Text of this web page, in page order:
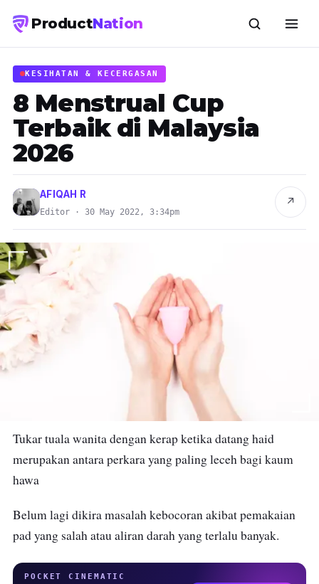
ProductNation
KESIHATAN & KECERGASAN
8 Menstrual Cup
Terbaik di Malaysia
2026
AFIQAH R
Editor · 30 May 2022, 3:34pm
↗
Tukar tuala wanita dengan kerap ketika datang haid
merupakan antara perkara yang paling leceh bagi kaum
hawa
Belum lagi dikira masalah kebocoran akibat pemakaian
pad yang salah atau aliran darah yang terlalu banyak.
POCKET CINEMATIC